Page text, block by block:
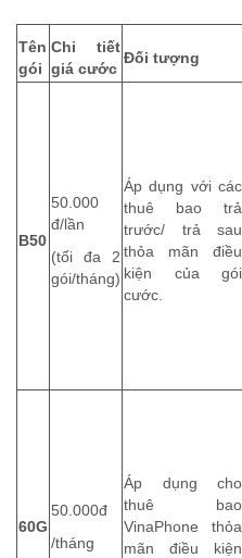
Tên
gói
Chi tiết
giá cước
Đối tượng
B50
50.000
đ/lần
(tối đa 2
gói/tháng)
Áp dụng với các
thuê bao trả
trước/ trả sau
thỏa mãn điều
kiện của gói
cước.
60G
50.000đ
/tháng
Áp dụng cho
thuê bao
VinaPhone thỏa
mãn điều kiện